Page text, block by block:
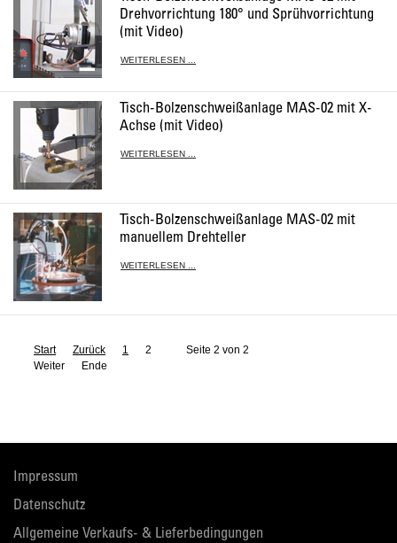
Drehvorrichtung 180° und Sprühvorrichtung
(mit Video)
WEITERLESEN ...
Tisch-Bolzenschweißanlage MAS-02 mit X-
Achse (mit Video)
WEITERLESEN ...
Tisch-Bolzenschweißanlage MAS-02 mit
manuellem Drehteller
WEITERLESEN ...
Seite 2 von 2
Start Zurück 1
2
Weiter
Ende
Impressum
Datenschutz
Allgemeine Verkaufs- & Lieferbedingungen